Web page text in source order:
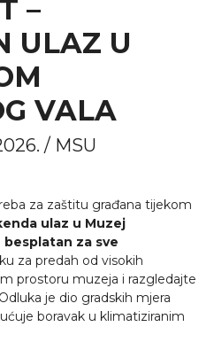
–
ULAZ U
VALA
/ MSU
za zaštitu građana tijekom
ulaz u Muzej
za sve
za predah od visokih
prostoru muzeja i razgledajte
je dio gradskih mjera
boravak u klimatiziranim